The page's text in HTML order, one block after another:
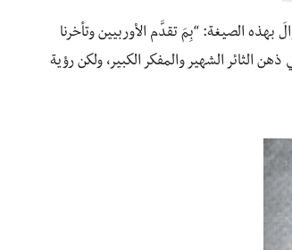
بهذه الصيغة: “بِمَ تقدَّم الأوربيين وتأخرنا
الثائر الشهير والمفكر الكبير، ولكن رؤية